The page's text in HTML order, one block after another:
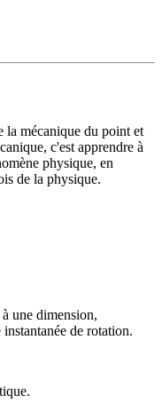
la mécanique du point et
c'est apprendre à
physique, en
de la physique.
une dimension,
de rotation.